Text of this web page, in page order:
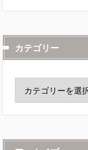
カテゴリー